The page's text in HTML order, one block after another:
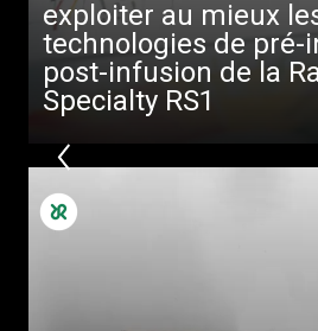
exploiter au mieux
technologies de pré-
post-infusion de la
Specialty RS1